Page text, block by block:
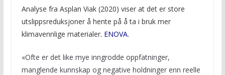
Analyse fra Asplan Viak (2020) viser at det er store
utslippsreduksjoner å hente på å ta i bruk mer
klimavennlige materialer. ENOVA.
«Ofte er det like mye inngrodde oppfatninger,
manglende kunnskap og negative holdninger enn reelle